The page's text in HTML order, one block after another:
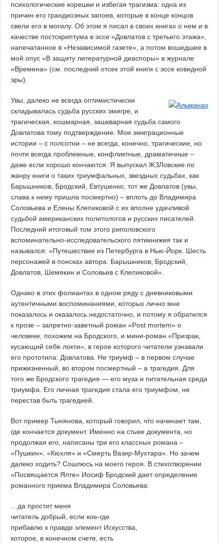
психологические корешки и избегая трагизма: одна из
причин его грандиозных запоев, которые в конце концов
свели его в могилу. Об этом я писал в своих книгах о нем и в
качестве постскриптума в эссе «Довлатов с третьего этажа»,
напечатанное в «Независимой газете», а потом вошедшее в
мой опус «В защиту литературной диаспоры» в журнале
«Времена» (см. последний отсек этой книги с эссе ковидной
эры).
Увы, далеко не всегда оптимистически
складывалась судьба русских эмигре, и
трагическая, кошмарная, зашкварная судьба самого
Довлатова тому подтверждение. Мои эмиграционные
истории – с полсотни – не всегда, конечно, трагические, но
почти всегда проблемные, конфликтные, драматичные –
даже если хорошо кончаются. Я выпускал ЖЗЛовские по
жанру книги о таких триумфальных, звездных судьбах, как
Барышников, Бродский, Евтушенко, тот же Довлатов (увы,
слава к нему пришла посмертно) – вплоть до Владимира
Соловьева и Елены Клепиковой с их вполне удачливой
судьбой американских политологов и русских писателей.
Последний итоговый том этого риполовского
вспоминательно-исследовательского пятикнижия так и
назывался: «Путешествие из Петербурга в Нью-Йорк. Шесть
персонажей в поисках автора: Барышников, Бродский,
Довлатов, Шемякин и Соловьев с Клепиковой».
Однако в этих фолиантах в одном ряду с дневниковыми
аутентичными воспоминаниями, которых лично мне
показалось и оказалось недостаточно, и потому я обратился
к прозе – запретно-заветный роман «Post mortem» о
человеке, похожем на Бродского, и мини-роман «Призрак,
кусающий себе локти», в герое которого читатели узнавали
его прототипа: Довлатова. Не триумф – в первом случае
прижизненный, во втором посмертный – а трагедия. Для
того же Бродского трагедия — его муза и питательная среда
триумфа. Его личная трагедия стала его триумфом, не
перестав быть трагедией.
Вот пример Тынянова, который говорил, что начинает там,
где кончается документ. Именно на стыке документа, но
продолжая его, написаны три его классных романа –
«Пушкин», «Кюхля» и «Смерть Вазир-Мухтара». Но зачем
далеко ходить? Сошлюсь на моего героя. В стихотворении
«Посвящается Ялте» Иосиф Бродский дает определение
романного приема Владимира Соловьева:
…да простит меня
читатель добрый, если кое-где
прибавлю к правде элемент Искусства,
которое, в конечном счете, есть